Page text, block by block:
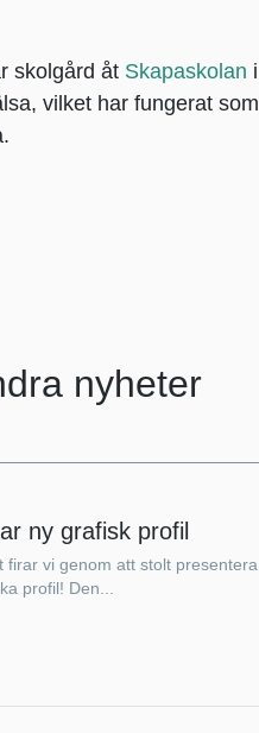
skolgård åt Skapaskolan i
vilket har fungerat som
nyheter
ny grafisk profil
firar vi genom att stolt presentera
profil! Den...